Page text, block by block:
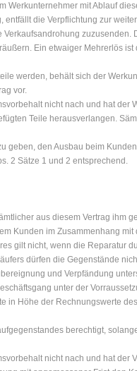
mit Ablauf
die Verpflichtung zur
zuzusenden.
Ein etwaiger Mehrerlös ist
werden, behält sich der
vor.
nicht nach und hat der
Teile herausverlangen.
geben, den Ausbau beim
2 Sätze 1 und 2 entsprechend.
aus diesem Vertrag ihm
Kunden im Zusammenhang
gilt nicht, wenn die Reparatur
dürfen die Gegenstände
und Verpfändung
unter der
Höhe der Rechnungswerte
berechtigt,
nicht nach und hat der